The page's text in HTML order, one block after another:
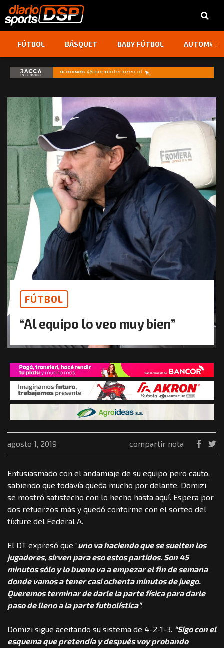
FÚTBOL BÁSQUET BABY FÚTBOL ‹ ›
FÚTBOL
“Al equipo lo veo muy bien”
agosto 1, 2019 compartir nota
Entusiasmado con el andamiaje de su equipo pero cauto,
sabiendo que todavía queda mucho por delante, Domizi
se mostró satisfecho con lo hecho hasta aquí. Espera por
dos refuerzos más y quedó conforme con el sorteo del
fíxture del Federal A.
El DT expresó que “uno va haciendo que se suelten los
jugadores, sirven para eso estos partidos. Son 45
minutos sólo y lo bueno va a empezar el fin de semana
donde vamos a tener casi ochenta minutos de juego.
Queremos terminar de darle la parte física para darle
paso de lleno a la parte futbolística”.
Domizi sigue aceitando su sistema de 4-2-1-3. “Sigo con el
esquema que pretendía y después voy probando